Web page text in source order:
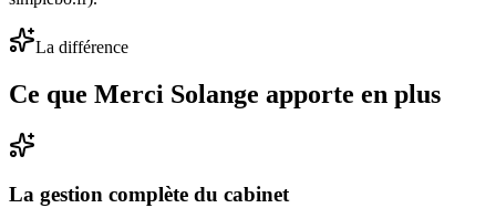
La différence
Ce que Merci Solange apporte en plus
La gestion complète du cabinet